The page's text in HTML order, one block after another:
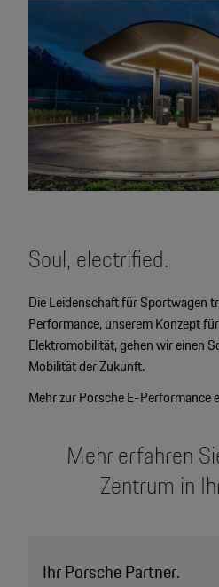
Soul, electrified.
Die Leidenschaft für Sportwagen
Performance, unserem Konzept
Elektromobilität, gehen wir einen
Mobilität der Zukunft.
Mehr zur Porsche E-Performance
Mehr erfahren
Zentrum in
Ihr Porsche Partner.